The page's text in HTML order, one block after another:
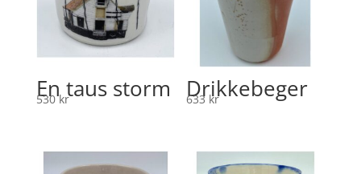
En taus storm
530kr Drikkebeger
633 kr